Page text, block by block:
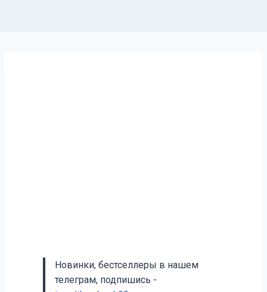
Новинки, бестселлеры в нашем
телеграм, подпишись -